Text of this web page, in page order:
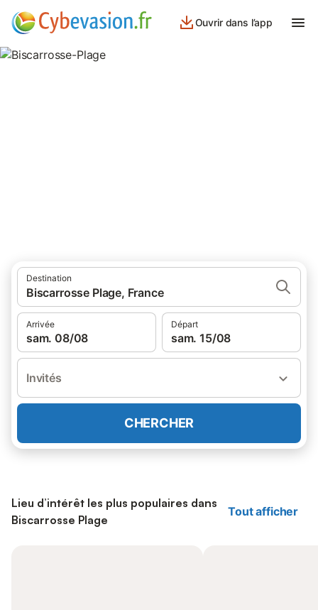
Ouvrir dans l’app
Destination
Biscarrosse Plage, France
Arrivée
sam. 08/08
Départ
sam. 15/08
Invités
CHERCHER
Lieu d’intérêt les plus populaires dans
Biscarrosse Plage
Tout afficher